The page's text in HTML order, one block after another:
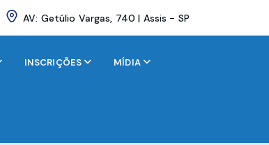
AV: Getúlio Vargas, 740 | Assis - SP
INSCRIÇÕES MÍDIA